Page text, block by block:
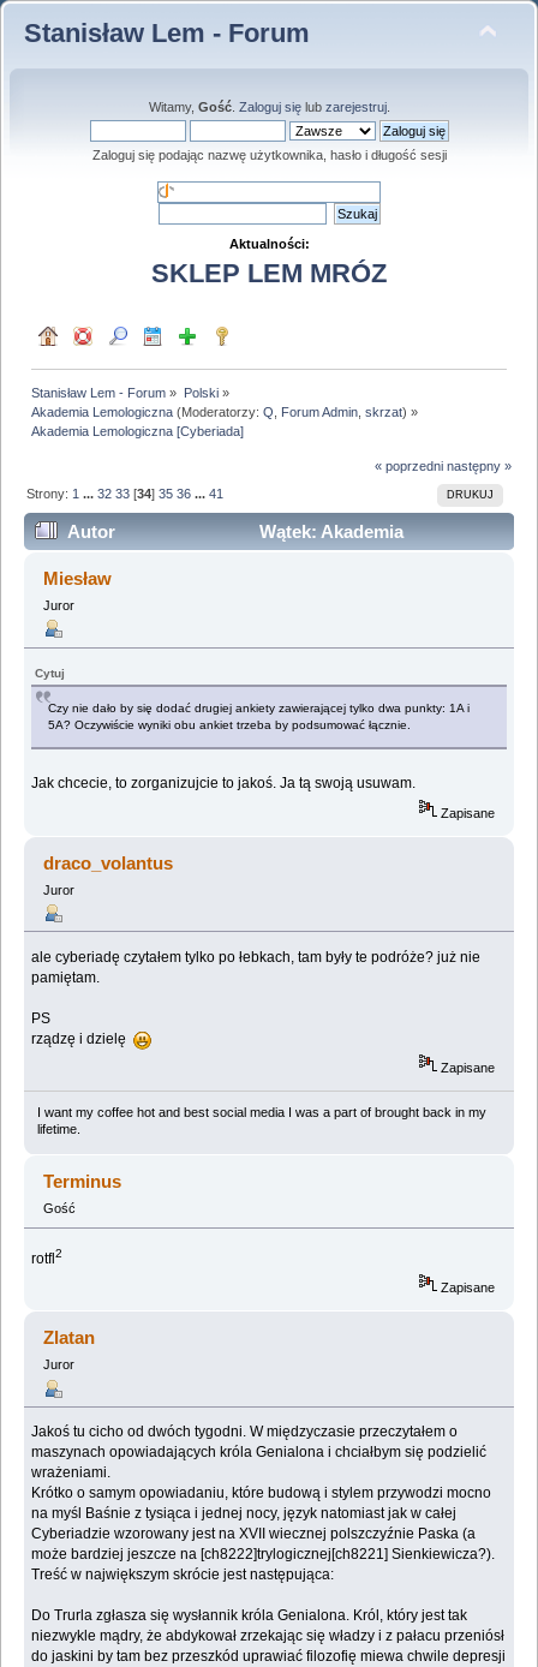
Stanisław Lem - Forum
Witamy, Gość. Zaloguj sięlub zarejestruj.
Zaloguj się podając nazwę użytkownika, hasło i długość sesji
Aktualności:
SKLEP LEM MRÓZ
Stanisław Lem - Forum » Polski»
Akademia Lemologiczna (Moderatorzy:Q Forum Admin ,skrzat) »
Akademia Lemologiczna [Cyberiada]
« poprzedni następny »
DRUKUJ
Strony: 1 ...32 33 [34]35 36 ...41
Autor
Wątek: Akademia
Lemologiczna [Cyberiada] (Przeczytany 852349 razy)
Miesław
Juror
Cytuj
Czy nie dało by się dodać drugiej ankiety zawierającej tylko dwa punkty: 1A i
5A? Oczywiście wyniki obu ankiet trzeba by podsumować łącznie.
Jak chcecie, to zorganizujcie to jakoś. Ja tą swoją usuwam.
Zapisane
draco_volantus
Juror
ale cyberiadę czytałem tylko po łebkach, tam były te podróże? już nie
pamiętam.
PS
rządzę i dzielę
Zapisane
I want my coffee hot and best social media I was a part of brought back in my
lifetime.
Terminus
Gość
rotfl2
Zapisane
Zlatan
Juror
Jakoś tu cicho od dwóch tygodni. W międzyczasie przeczytałem o
maszynach opowiadających króla Genialona i chciałbym się podzielić
wrażeniami.
Krótko o samym opowiadaniu, które budową i stylem przywodzi mocno
na myśl Baśnie z tysiąca i jednej nocy, język natomiast jak w całej
Cyberiadzie wzorowany jest na XVII wiecznej polszczyźnie Paska (a
może bardziej jeszcze na [ch8222]trylogicznej[ch8221] Sienkiewicza?).
Treść w największym skrócie jest następująca:
Do Trurla zgłasza się wysłannik króla Genialona. Król, który jest tak
niezwykle mądry, że abdykował zrzekając się władzy i z pałacu przeniósł
do jaskini by tam bez przeszkód uprawiać filozofię miewa chwile depresji